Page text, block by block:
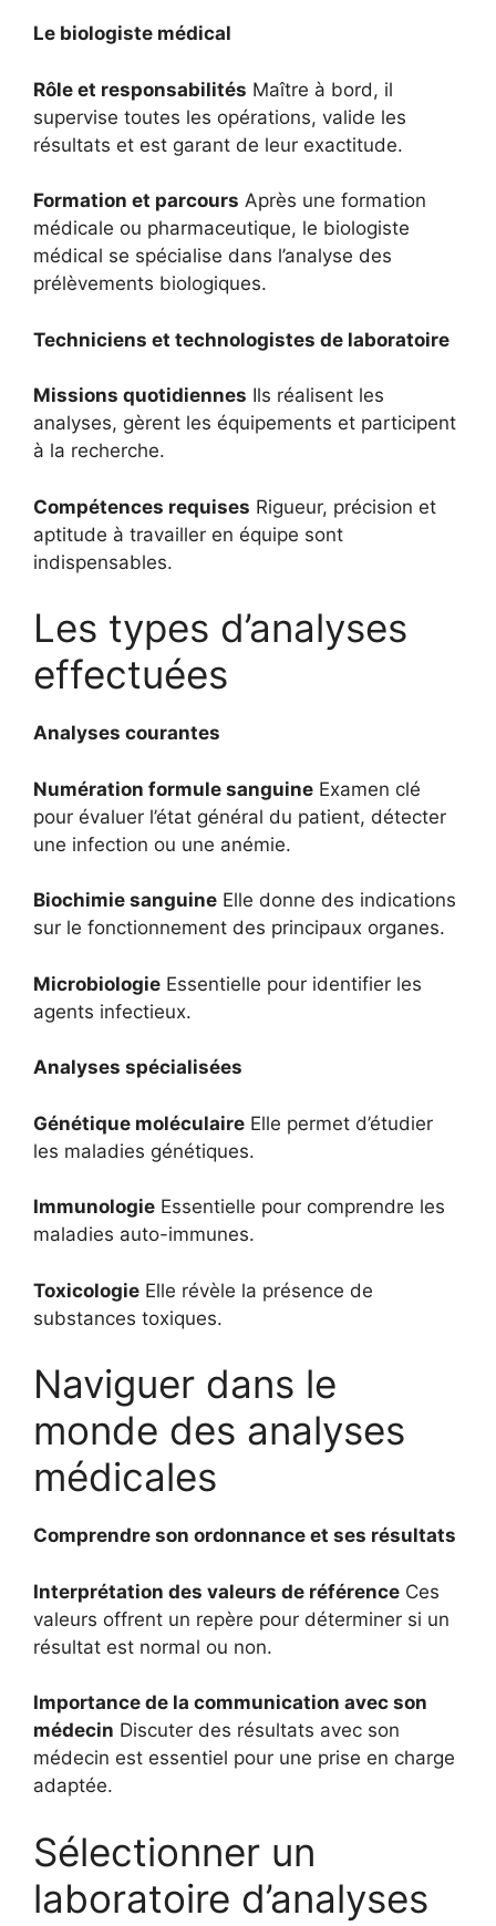
Le biologiste médical
Rôle et responsabilités Maître à bord, il
supervise toutes les opérations, valide les
résultats et est garant de leur exactitude.
Formation et parcours Après une formation
médicale ou pharmaceutique, le biologiste
médical se spécialise dans l’analyse des
prélèvements biologiques.
Techniciens et technologistes de laboratoire
Missions quotidiennes Ils réalisent les
analyses, gèrent les équipements et participent
à la recherche.
Compétences requises Rigueur, précision et
aptitude à travailler en équipe sont
indispensables.
Les types d’analyses
effectuées
Analyses courantes
Numération formule sanguine Examen clé
pour évaluer l’état général du patient, détecter
une infection ou une anémie.
Biochimie sanguine Elle donne des indications
sur le fonctionnement des principaux organes.
Microbiologie Essentielle pour identifier les
agents infectieux.
Analyses spécialisées
Génétique moléculaire Elle permet d’étudier
les maladies génétiques.
Immunologie Essentielle pour comprendre les
maladies auto-immunes.
Toxicologie Elle révèle la présence de
substances toxiques.
Naviguer dans le
monde des analyses
médicales
Comprendre son ordonnance et ses résultats
Interprétation des valeurs de référence Ces
valeurs offrent un repère pour déterminer si un
résultat est normal ou non.
Importance de la communication avec son
médecin Discuter des résultats avec son
médecin est essentiel pour une prise en charge
adaptée.
Sélectionner un
laboratoire d’analyses